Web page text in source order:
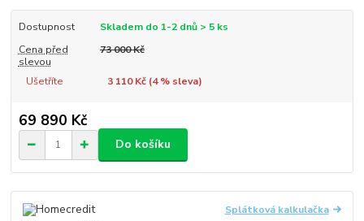
Dostupnost
Skladem do 1-2 dnů > 5 ks
Cena před
slevou
73 000 Kč
Ušetříte 3 110 Kč (4% sleva)
69 890 Kč
Do košíku
Splátková kalkulačka